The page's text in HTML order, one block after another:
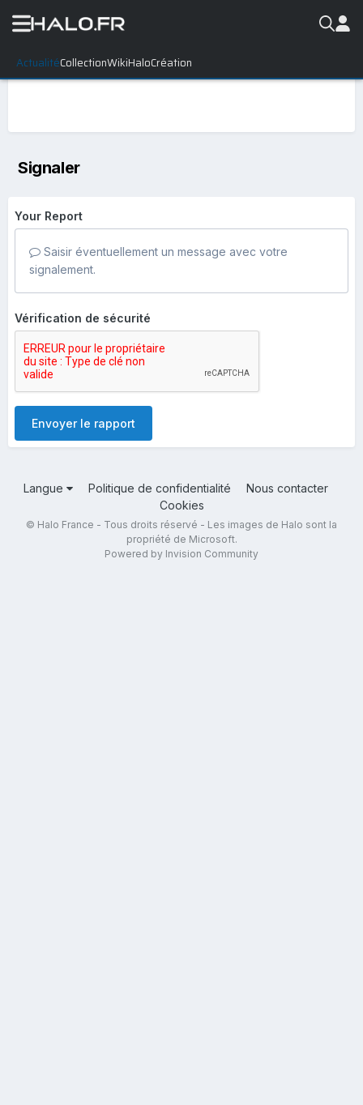
ActualitéCollectionWikiHaloCréation
Signaler
Your Report
Saisir éventuellement un message avec votre
signalement.
Vérification de sécurité
Envoyer le rapport
Langue Politique de confidentialité
Nous contacter
Cookies
© Halo France - Tous droits réservé - Les images de Halo sont la
propriété de Microsoft.
Powered by Invision Community